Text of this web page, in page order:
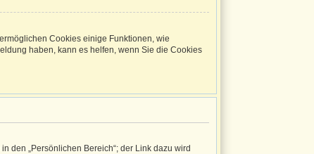
Cookies einige Funktionen, wie
haben, kann es helfen, wenn Sie die Cookies
den „Persönlichen Bereich“; der Link dazu wird